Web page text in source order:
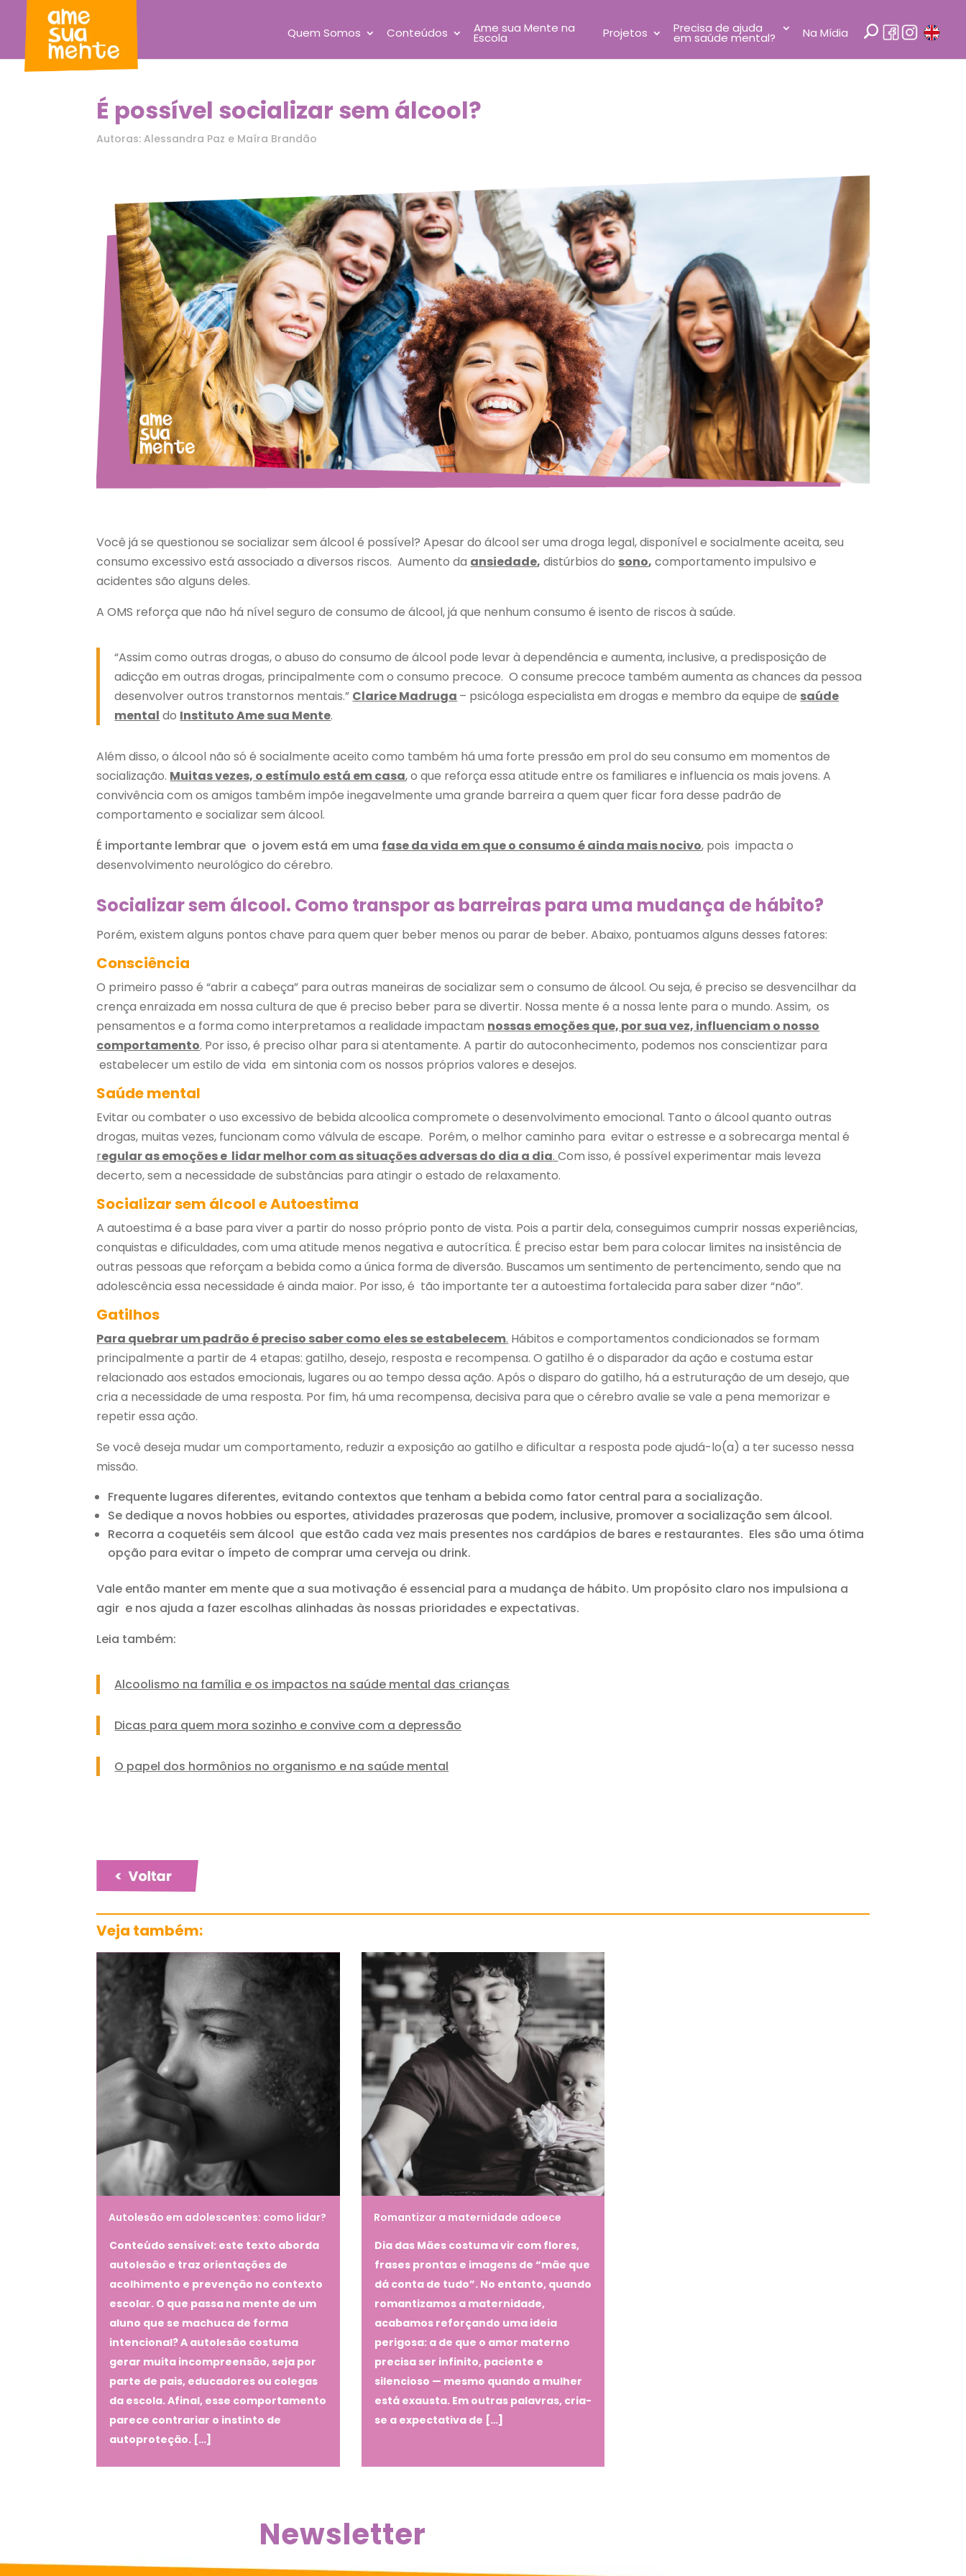
Quem Somos Conteúdos Ame sua Mente na
Escola Projetos Precisa de ajuda
em saúde mental? Na Mídia
É possível socializar sem álcool?
Autoras: Alessandra Paz e Maíra Brandão
Você já se questionou se socializar sem álcool é possível? Apesar do álcool ser uma droga legal, disponível e socialmente aceita, seu
consumo excessivo está associado a diversos riscos. Aumento da ansiedade, distúrbios do sono, comportamento impulsivo e
acidentes são alguns deles.
A OMS reforça que não há nível seguro de consumo de álcool, já que nenhum consumo é isento de riscos à saúde.
“Assim como outras drogas, o abuso do consumo de álcool pode levar à dependência e aumenta, inclusive, a predisposição de
adicção em outras drogas, principalmente com o consumo precoce. O consume precoce também aumenta as chances da pessoa
desenvolver outros transtornos mentais.” Clarice Madruga – psicóloga especialista em drogas e membro da equipe de saúde
mental do Instituto Ame sua Mente.
Além disso, o álcool não só é socialmente aceito como também há uma forte pressão em prol do seu consumo em momentos de
socialização. Muitas vezes, o estímulo está em casa, o que reforça essa atitude entre os familiares e influencia os mais jovens. A
convivência com os amigos também impõe inegavelmente uma grande barreira a quem quer ficar fora desse padrão de
comportamento e socializar sem álcool.
É importante lembrar que o jovem está em uma fase da vida em que o consumo é ainda mais nocivo, pois impacta o
desenvolvimento neurológico do cérebro.
Socializar sem álcool. Como transpor as barreiras para uma mudança de hábito?
Porém, existem alguns pontos chave para quem quer beber menos ou parar de beber. Abaixo, pontuamos alguns desses fatores:
Consciência
O primeiro passo é “abrir a cabeça” para outras maneiras de socializar sem o consumo de álcool. Ou seja, é preciso se desvencilhar da
crença enraizada em nossa cultura de que é preciso beber para se divertir. Nossa mente é a nossa lente para o mundo. Assim, os
pensamentos e a forma como interpretamos a realidade impactam nossas emoções que, por sua vez, influenciam o nosso
comportamento. Por isso, é preciso olhar para si atentamente. A partir do autoconhecimento, podemos nos conscientizar para
estabelecer um estilo de vida em sintonia com os nossos próprios valores e desejos.
Saúde mental
Evitar ou combater o uso excessivo de bebida alcoolica compromete o desenvolvimento emocional. Tanto o álcool quanto outras
drogas, muitas vezes, funcionam como válvula de escape. Porém, o melhor caminho para evitar o estresse e a sobrecarga mental é
regular as emoções e lidar melhor com as situações adversas do dia a dia.Com isso, é possível experimentar mais leveza
decerto, sem a necessidade de substâncias para atingir o estado de relaxamento.
Socializar sem álcool e Autoestima
A autoestima é a base para viver a partir do nosso próprio ponto de vista. Pois a partir dela, conseguimos cumprir nossas experiências,
conquistas e dificuldades, com uma atitude menos negativa e autocrítica. É preciso estar bem para colocar limites na insistência de
outras pessoas que reforçam a bebida como a única forma de diversão. Buscamos um sentimento de pertencimento, sendo que na
adolescência essa necessidade é ainda maior. Por isso, é tão importante ter a autoestima fortalecida para saber dizer “não”.
Gatilhos
Para quebrar um padrão é preciso saber como eles se estabelecem. Hábitos e comportamentos condicionados se formam
principalmente a partir de 4 etapas: gatilho, desejo, resposta e recompensa. O gatilho é o disparador da ação e costuma estar
relacionado aos estados emocionais, lugares ou ao tempo dessa ação. Após o disparo do gatilho, há a estruturação de um desejo, que
cria a necessidade de uma resposta. Por fim, há uma recompensa, decisiva para que o cérebro avalie se vale a pena memorizar e
repetir essa ação.
Se você deseja mudar um comportamento, reduzir a exposição ao gatilho e dificultar a resposta pode ajudá-lo(a) a ter sucesso nessa
missão.
Frequente lugares diferentes, evitando contextos que tenham a bebida como fator central para a socialização.
Se dedique a novos hobbies ou esportes, atividades prazerosas que podem, inclusive, promover a socialização sem álcool.
Recorra a coquetéis sem álcool que estão cada vez mais presentes nos cardápios de bares e restaurantes. Eles são uma ótima
opção para evitar o ímpeto de comprar uma cerveja ou drink.
Vale então manter em mente que a sua motivação é essencial para a mudança de hábito. Um propósito claro nos impulsiona a
agir e nos ajuda a fazer escolhas alinhadas às nossas prioridades e expectativas.
Leia também:
Alcoolismo na família e os impactos na saúde mental das crianças
Dicas para quem mora sozinho e convive com a depressão
O papel dos hormônios no organismo e na saúde mental
Veja também:
Autolesão em adolescentes: como lidar?
Conteúdo sensível: este texto aborda
autolesão e traz orientações de
acolhimento e prevenção no contexto
escolar. O que passa na mente de um
aluno que se machuca de forma
intencional? A autolesão costuma
gerar muita incompreensão, seja por
parte de pais, educadores ou colegas
da escola. Afinal, esse comportamento
parece contrariar o instinto de
autoproteção. […]
Romantizar a maternidade adoece
Dia das Mães costuma vir com flores,
frases prontas e imagens de “mãe que
dá conta de tudo”. No entanto, quando
romantizamos a maternidade,
acabamos reforçando uma ideia
perigosa: a de que o amor materno
precisa ser infinito, paciente e
silencioso — mesmo quando a mulher
está exausta. Em outras palavras, cria-
se a expectativa de […]
Newsletter